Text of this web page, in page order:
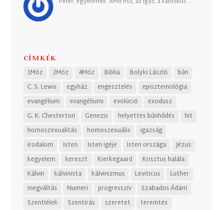
CÍMKÉK
1Móz 2Móz 4Móz Biblia Bolyki László
bűn
C. S. Lewis
egyház engesztelés
episztemológia
evangélium
evangéliumi evolúció
exodusz
G. K. Chesterton
Genezis helyettes bűnhődés
hit
homoszexualitás
homoszexuális
igazság
irodalom
Isten Isten igéje Isten országa
Jézus
kegyelem
kereszt Kierkegaard
Krisztus halála
Kálvin
kálvinista kálvinizmus Leviticus
Luther
megváltás
Numeri progresszív
Szabados Ádám
Szentlélek
Szentírás szeretet teremtés